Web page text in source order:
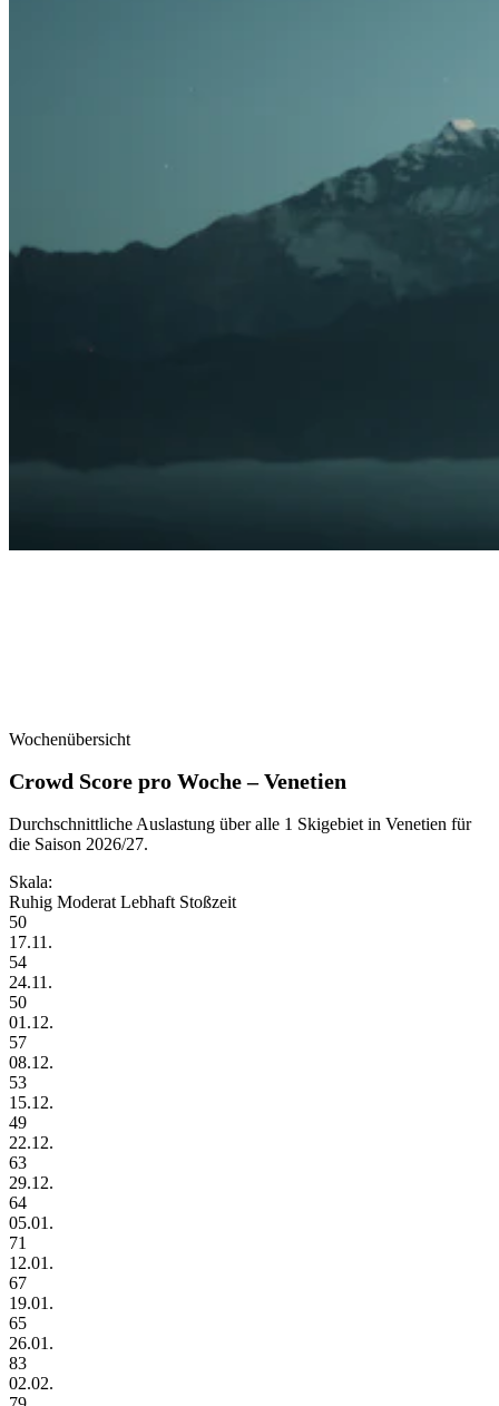
Wochenübersicht
Crowd Score pro Woche – Venetien
Durchschnittliche Auslastung über alle 1 Skigebiet in Venetien für
die Saison 2026/27.
Skala:
Ruhig Moderat Lebhaft Stoßzeit
50
17.11.
54
24.11.
50
01.12.
57
08.12.
53
15.12.
49
22.12.
63
29.12.
64
05.01.
71
12.01.
67
19.01.
65
26.01.
83
02.02.